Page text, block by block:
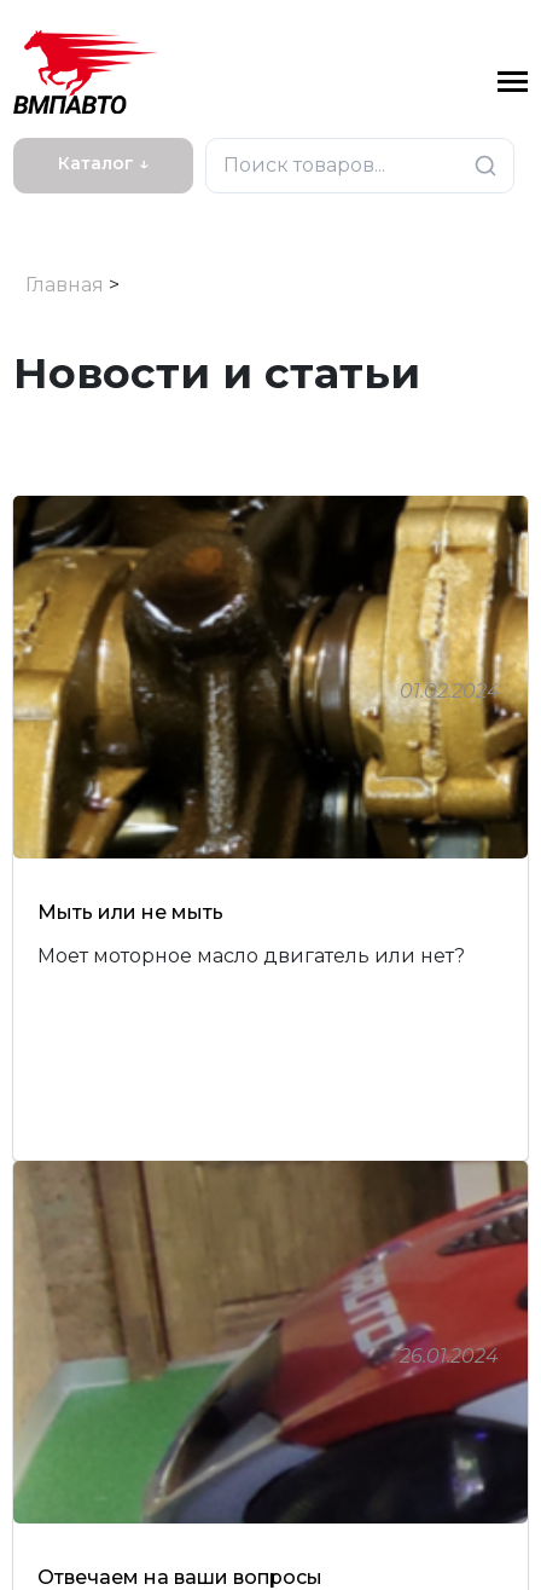
Каталог ↓
Личный кабинет
Главная >
Новости и статьи
Мыть или не мыть
Моет моторное масло двигатель или нет?
01.02.2024
Отвечаем на ваши вопросы
26.01.2024